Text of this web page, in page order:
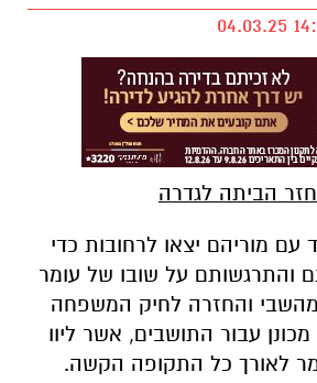
הביתה לגדרה
עם מוריהם יצאו לרחובות כדי
והתרגשותם על שובו של עומר
והחזרה לחיק המשפחה
מכונן עבור התושבים, אשר ליוו
לאורך כל התקופה הקשה.